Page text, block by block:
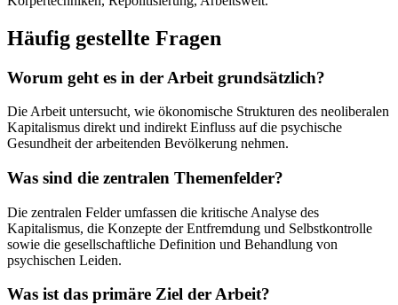
Häufig gestellte Fragen
Worum geht es in der Arbeit grundsätzlich?
Die Arbeit untersucht, wie ökonomische Strukturen des neoliberalen
Kapitalismus direkt und indirekt Einfluss auf die psychische
Gesundheit der arbeitenden Bevölkerung nehmen.
Was sind die zentralen Themenfelder?
Die zentralen Felder umfassen die kritische Analyse des
Kapitalismus, die Konzepte der Entfremdung und Selbstkontrolle
sowie die gesellschaftliche Definition und Behandlung von
psychischen Leiden.
Was ist das primäre Ziel der Arbeit?